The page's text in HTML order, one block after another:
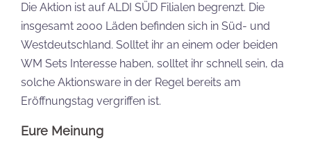
Die Aktion ist auf ALDI SÜD Filialen begrenzt. Die
insgesamt 2000 Läden befinden sich in Süd- und
Westdeutschland. Solltet ihr an einem oder beiden
WM Sets Interesse haben, solltet ihr schnell sein, da
solche Aktionsware in der Regel bereits am
Eröffnungstag vergriffen ist.
Eure Meinung